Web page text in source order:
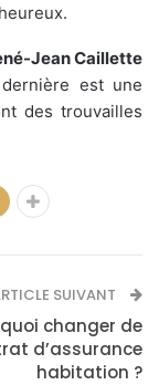
Jean Caillette
est une
des trouvailles
SUIVANT
changer de
d’assurance
habitation ?